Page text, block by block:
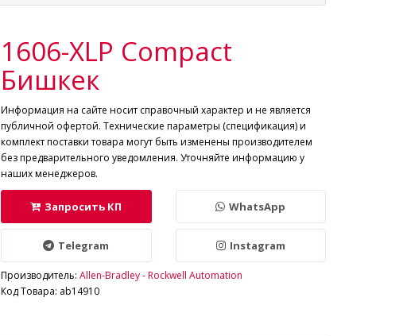
1606-XLP Compact
Бишкек
Информация на сайте носит справочный характер и не является
публичной офертой. Технические параметры (спецификация) и
комплект поставки товара могут быть изменены производителем
без предварительного уведомления. Уточняйте информацию у
наших менеджеров.
Запросить КП WhatsApp
Telegram Instagram
Производитель:Allen-Bradley - Rockwell Automation
Код Товара: ab14910